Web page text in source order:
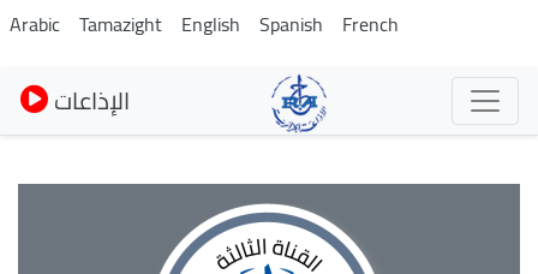
Skip
to
main
content
Arabic Tamazight English Spanish French
الإذاعات